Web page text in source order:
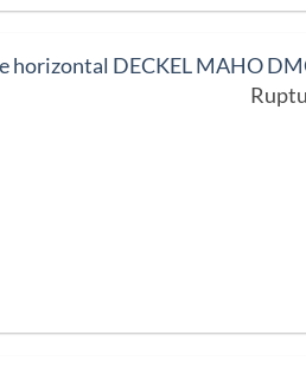
horizontal DECKEL MAHO